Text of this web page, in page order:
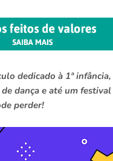
dedicado à 1ª
dança e até um
perder!